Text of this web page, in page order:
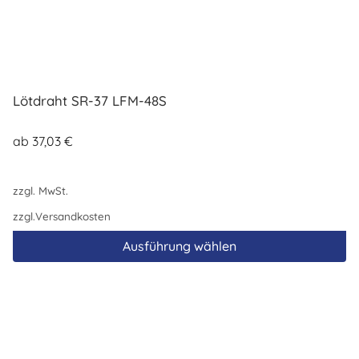
Lötdraht SR-37 LFM-48S
ab 37,03 €
zzgl. MwSt.
zzgl.Versandkosten
Ausführung wählen